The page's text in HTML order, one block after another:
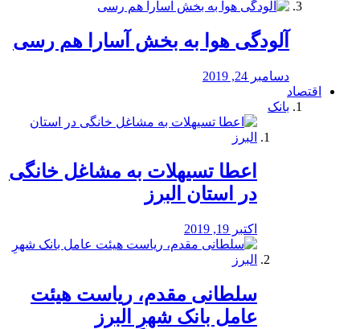
آلودگی هوا به بخش آسارا هم رسی
دسامبر 24, 2019
اقتصاد
بانک
️اعطا تسیهلات به مشاغل خانگی
در استان البرز
اکتبر 19, 2019
سلطانی مقدم، ریاست هیئت
عامل بانک شهرِ البرز